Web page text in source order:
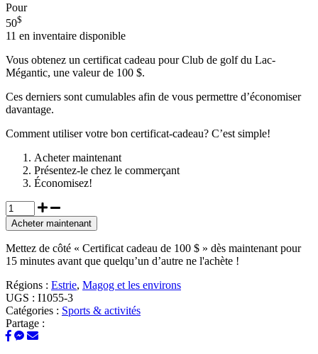
Pour
50$
11 en inventaire disponible
Vous obtenez un certificat cadeau pour Club de golf du Lac-
Mégantic, une valeur de 100 $.
Ces derniers sont cumulables afin de vous permettre d’économiser
davantage.
Comment utiliser votre bon certificat-cadeau? C’est simple!
Acheter maintenant
Présentez-le chez le commerçant
Économisez!
Acheter maintenant
Mettez de côté « Certificat cadeau de 100 $ » dès maintenant pour
15 minutes avant que quelqu’un d’autre ne l'achète !
Régions : Estrie, Magog et les environs
UGS : I1055-3
Catégories : Sports & activités
Partage :